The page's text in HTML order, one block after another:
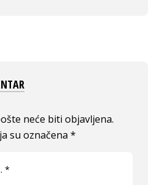
neće biti objavljena.
su označena*